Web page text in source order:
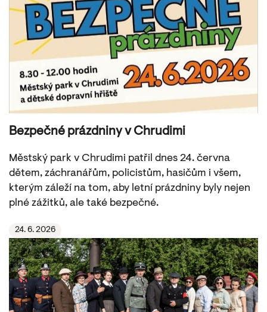
Bezpečné prázdniny v Chrudimi
Městský park v Chrudimi patřil dnes 24. června
dětem, záchranářům, policistům, hasičům i všem,
kterým záleží na tom, aby letní prázdniny byly nejen
plné zážitků, ale také bezpečné.
24. 6. 2026